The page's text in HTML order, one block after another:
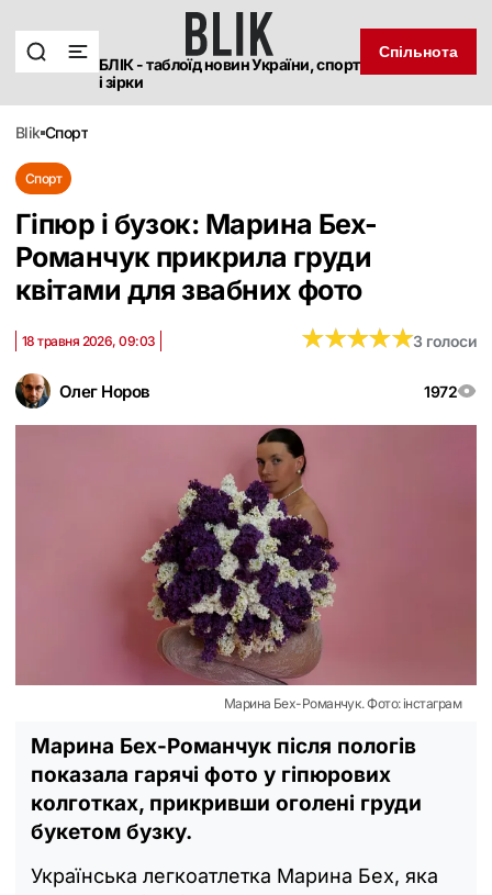
БЛІК - таблоїд новин України, спорт
і зірки
Спільнота
blik спорт
Спорт
Гіпюр і бузок: Марина Бех-
Романчук прикрила груди
квітами для звабних фото
Олег Норов 1972
18 травня 2026, 09:03 ★★★★★
★★★★★3 голоси
Марина Бех-Романчук. Фото: інстаграм
Марина Бех-Романчук після пологів
показала гарячі фото у гіпюрових
колготках, прикривши оголені груди
букетом бузку.
Українська легкоатлетка Марина Бех, яка